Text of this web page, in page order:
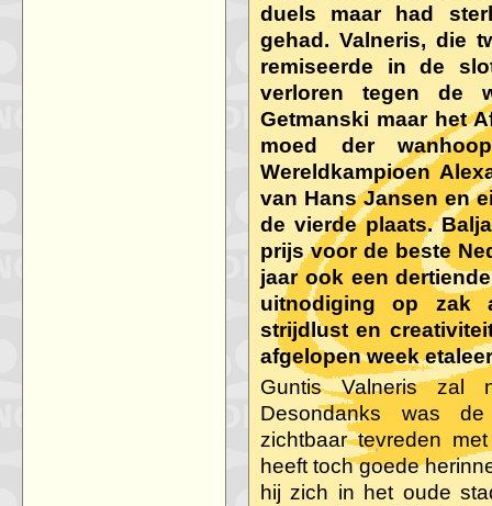
duels maar had
gehad. Valneris, die
remiseerde in de
verloren tegen de
Getmanski maar het
moed der
Wereldkampioen
van Hans Jansen en
de vierde plaats.
prijs voor de beste
jaar ook een
uitnodiging op zak
strijdlust en
afgelopen week
Guntis Valneris zal
Desondanks was
zichtbaar tevreden
heeft toch goede
hij zich in het oude